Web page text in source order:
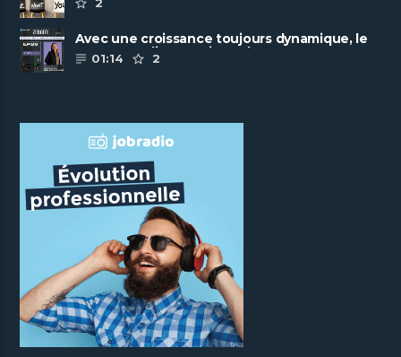
2
Avec une croissance toujours dynamique, le
groupe Scalian continue de ......
01:14 2